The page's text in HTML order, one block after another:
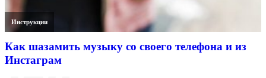
Инструкции
Как шазамить музыку со своего телефона и из
Инстаграм